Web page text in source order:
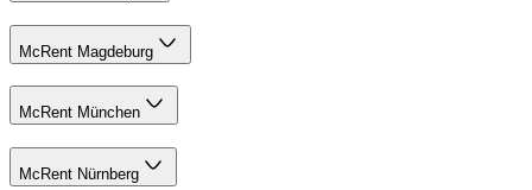
McRent Magdeburg
McRent München
McRent Nürnberg